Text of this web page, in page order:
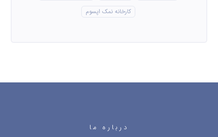
کارخانه نمک اپسوم
درباره ما